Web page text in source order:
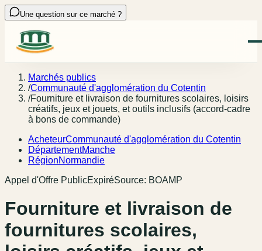
Une question sur ce marché ?
Marchés publics
/Communauté d'agglomération du Cotentin
/Fourniture et livraison de fournitures scolaires, loisirs
créatifs, jeux et jouets, et outils inclusifs (accord-cadre
à bons de commande)
AcheteurCommunauté d'agglomération du Cotentin
DépartementManche
RégionNormandie
Appel d'Offre PublicExpiréSource: BOAMP
Fourniture et livraison de
fournitures scolaires,